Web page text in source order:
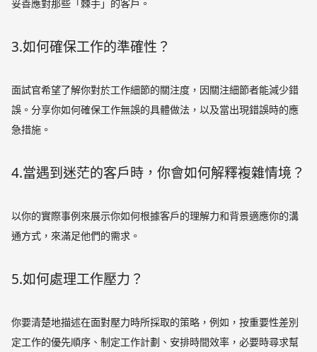
妥善應對那些「棘手」的客戶。
3.如何確保工作的準確性？
面試官希望了解你對於工作細節的關注度，因關注細節者能減少錯
誤。分享你如何確保工作無誤的具體做法，以及當出現錯誤時的應
急措施。
4.當遇到迷茫的客戶時，你會如何解釋複雜情境？
以你的實際事例來展示你如何根據客戶的理解力和背景適應你的溝
通方式，來滿足他們的需求。
5.如何處理工作壓力？
你要清楚地描述在面對壓力時所採取的策略，例如，按重要性差別
定工作的優先順序、制定工作計劃、安排時間效率，必要時尋求幫